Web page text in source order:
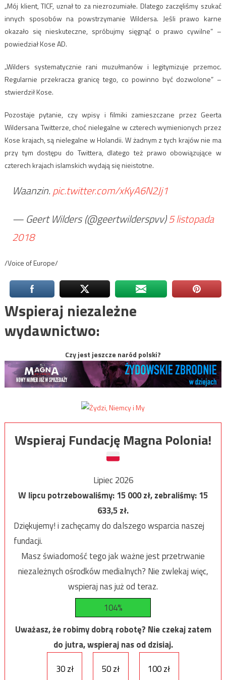
„Mój klient, TICF, uznał to za niezrozumiałe. Dlatego zaczęliśmy szukać
innych sposobów na powstrzymanie Wildersa. Jeśli prawo karne
okazało się nieskuteczne, spróbujmy sięgnąć o prawo cywilne” –
powiedział Kose AD.
„Wilders systematycznie rani muzułmanów i legitymizuje przemoc.
Regularnie przekracza granicę tego, co powinno być dozwolone” –
stwierdził Kose.
Pozostaje pytanie, czy wpisy i filmiki zamieszczane przez Geerta
Wildersana Twitterze, choć nielegalne w czterech wymienionych przez
Kose krajach, są nielegalne w Holandii. W żadnym z tych krajów nie ma
przy tym dostępu do Twittera, dlatego też prawo obowiązujące w
czterech krajach islamskich wydają się nieistotne.
Waanzin.pic.twitter.com/xKyA6N2Jj1
— Geert Wilders (@geertwilderspvv)5 listopada
2018
/Voice of Europe/
Wspieraj niezależne
wydawnictwo:
Czy jest jeszcze naród polski?
Wspieraj Fundację Magna Polonia!
Lipiec 2026
W lipcu potrzebowaliśmy:15 000zł, zebraliśmy:15
633,5zł.
Dziękujemy! i zachęcamy do dalszego wsparcia naszej
fundacji.
Masz świadomość tego jak ważne jest przetrwanie
niezależnych ośrodków medialnych? Nie zwlekaj więc,
wspieraj nas już od teraz.
104%
Uważasz, że robimy dobrą robotę? Nie czekaj zatem
do jutra, wspieraj nas od dzisiaj.
30 zł
50 zł 100 zł